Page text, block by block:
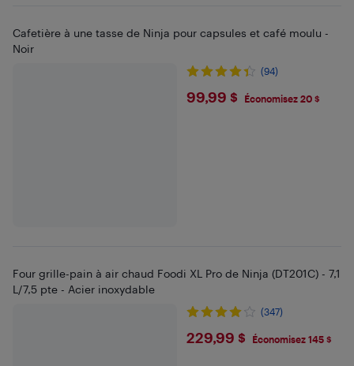
Cafetière à une tasse de Ninja pour capsules et café moulu -
Noir
(94)
$99.99
99,99 $ Économisez 20 $
Four grille-pain à air chaud Foodi XL Pro de Ninja (DT201C) - 7,1
L/7,5 pte - Acier inoxydable
(347)
$229.99
229,99 $ Économisez 145 $